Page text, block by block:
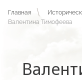
Главная
Валентина Тимофеева